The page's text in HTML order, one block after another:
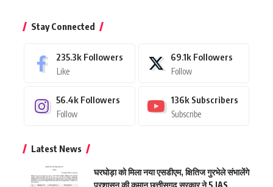
Stay Connected
235.3k Followers
Like
69.1k Followers
Follow
56.4k Followers
Follow
136k Subscribers
Subscribe
Latest News
घरघोड़ा को मिला नया एसडीएम, क्षितिज गुरभेले संभालेंगे
प्रशासन की कमान छत्तीसगढ़ सरकार ने 5 IAS